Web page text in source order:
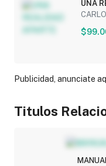
UNA
Publicidad, anunciate
Titulos